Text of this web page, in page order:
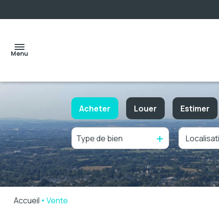
Menu
ventes
Acheter
De l'ancien
De l'immo pro
Louer
à l'année
Estimer
Type de bien
Accueil Vente